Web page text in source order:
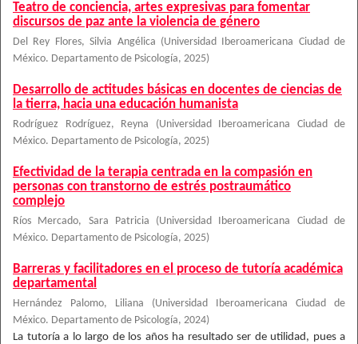
Teatro de conciencia, artes expresivas para fomentar
discursos de paz ante la violencia de género
Del Rey Flores, Silvia Angélica (Universidad Iberoamericana Ciudad de
México. Departamento de Psicología, 2025)
Desarrollo de actitudes básicas en docentes de ciencias de
la tierra, hacia una educación humanista
Rodríguez Rodríguez, Reyna (Universidad Iberoamericana Ciudad de
México. Departamento de Psicología, 2025)
Efectividad de la terapia centrada en la compasión en
personas con transtorno de estrés postraumático
complejo
Ríos Mercado, Sara Patricia (Universidad Iberoamericana Ciudad de
México. Departamento de Psicología, 2025)
Barreras y facilitadores en el proceso de tutoría académica
departamental
Hernández Palomo, Liliana (Universidad Iberoamericana Ciudad de
México. Departamento de Psicología, 2024)
La tutoría a lo largo de los años ha resultado ser de utilidad, pues a